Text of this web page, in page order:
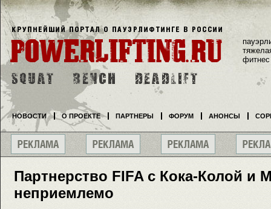
Партнерство FIFA с Кока-Колой и
неприемлемо
фитнес
НОВОСТИ О ПРОЕКТЕ ПАРТНЕРЫ ФОРУМ АНОНСЫ